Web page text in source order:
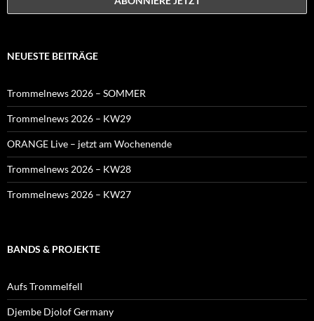
NEUESTE BEITRÄGE
Trommelnews 2026 – SOMMER
Trommelnews 2026 – KW29
ORANGE Live – jetzt am Wochenende
Trommelnews 2026 – KW28
Trommelnews 2026 – KW27
BANDS & PROJEKTE
Aufs Trommelfell
Djembe Djolof Germany